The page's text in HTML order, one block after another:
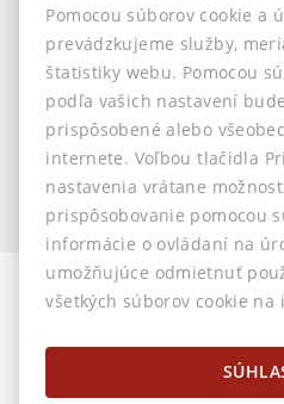
Napíšte
© 2026 -
Horná 32, Banská Bystrica 974
Pomocou súborov cookie a
prevádzkujeme služby,
štatistiky webu. Pomocou
podľa vašich nastavení
prispôsobené alebo
internete. Voľbou tlačidla
nastavenia vrátane
prispôsobovanie pomocou
informácie o ovládaní na
umožňujúce odmietnuť
všetkých súborov cookie na